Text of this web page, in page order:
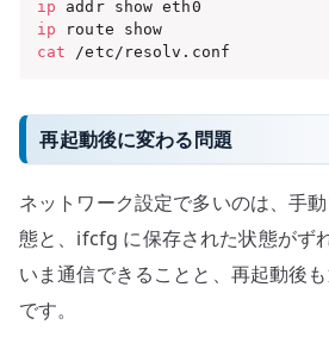
ip
ip
cat /etc/resolv.conf
再起動後に変わる問題
ネットワーク設定で多いのは、手
態と、ifcfg に保存された状態がず
いま通信できることと、再起動後
です。